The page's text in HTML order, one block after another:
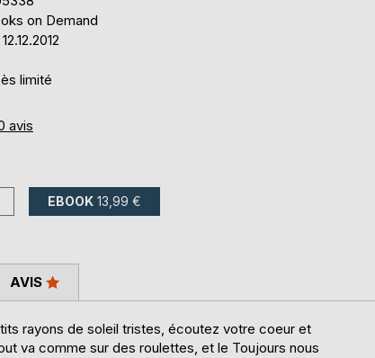
on Demand
limité
avis
EBOOK 13,99 €
rayons de soleil tristes, écoutez votre coeur et
va comme sur des roulettes, et le Toujours nous
AVIS